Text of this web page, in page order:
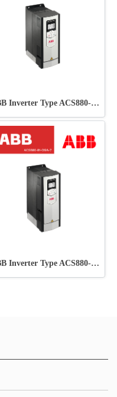
ABB Inverter Type ACS880-01-017A-3
ABB Inverter Type ACS880-01-019A-7